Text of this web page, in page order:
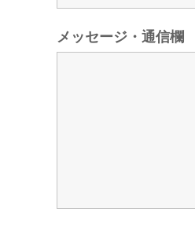
メッセージ・通信欄